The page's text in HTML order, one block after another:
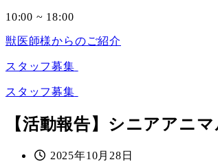
10:00 ~ 18:00
獣医師様からのご紹介
スタッフ募集
スタッフ募集
【活動報告】シニアアニ
投
2025年10月28日